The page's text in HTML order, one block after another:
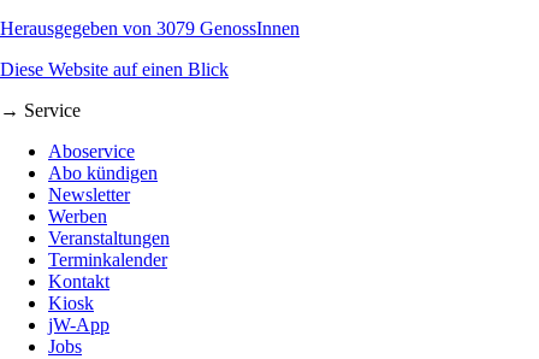
Herausgegeben von 3079 GenossInnen
Diese Website auf einen Blick
→ Service
Aboservice
Abo kündigen
Newsletter
Werben
Veranstaltungen
Terminkalender
Kontakt
Kiosk
jW-App
Jobs